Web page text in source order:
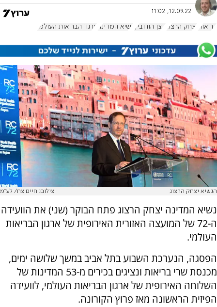
12.09.22, 11:02
בריאות יצחק הרצוג ניצן הורוביץ נשיא המדינה ארגון הבריאות העולמי
הנשיא יצחק הרצוג צילום: חיים צח/ לע"מ
נשיא המדינה יצחק הרצוג פתח הבוקר (שני) את הוועידה
ה-72 של המועצה האזורית האירופית של ארגון הבריאות
העולמי.
הפסגה, הנערכת השבוע בתל אביב במשך שלושה ימים,
מכנסת שרי בריאות ונציגים בכירים מ-53 המדינות של
השלוחה האירופית של ארגון הבריאות העולמי, לוועידה
הפיזית הראשונה מאז פרוץ הקורונה.